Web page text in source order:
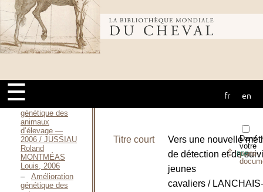
Bibliothèque
mondiale du
cheval
☰ fr en
prometteur"
1977-
2010 / JOUFFROY
Jean-Louis,
[2010]
Mémento de
1984 / JULLIEN
Odette, 1984
génétique des
animaux
d’élevage —
2006 / JUSSIAU
Roland
MONTMÉAS
Louis, 2006
Amélioration
génétique des
Dans
votre
porte-
⇪PDF
Titre court
Vers une nouvelle
de détection et de
jeunes
cavaliers / LANCHAIS-